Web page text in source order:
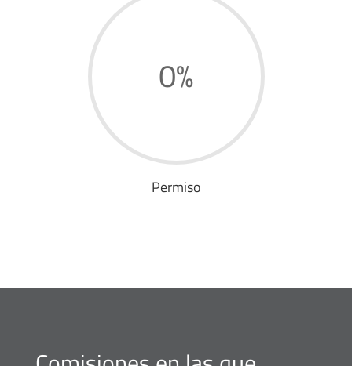
0%
Permiso